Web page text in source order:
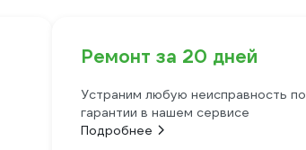
Ремонт за 20 дней
Устраним любую неисправность по
гарантии в нашем сервисе
Подробнее